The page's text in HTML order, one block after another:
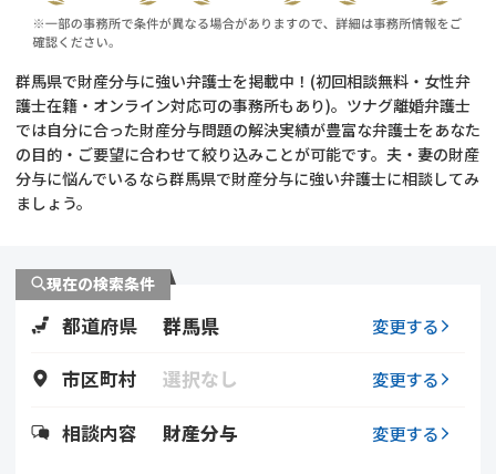
DV
不貞・不倫慰謝料請求
財産分与
養育費
離婚の相談先
群馬県で財産分与に強い弁護士を掲載中！(初回相談無料・女性弁
護士在籍・オンライン対応可の事務所もあり)。ツナグ離婚弁護士
では自分に合った財産分与問題の解決実績が豊富な弁護士をあなた
の目的・ご要望に合わせて絞り込みことが可能です。夫・妻の財産
分与に悩んでいるなら群馬県で財産分与に強い弁護士に相談してみ
ましょう。
現在の検索条件
都道府県 群馬県 変更する
市区町村 選択なし 変更する
相談内容 財産分与 変更する